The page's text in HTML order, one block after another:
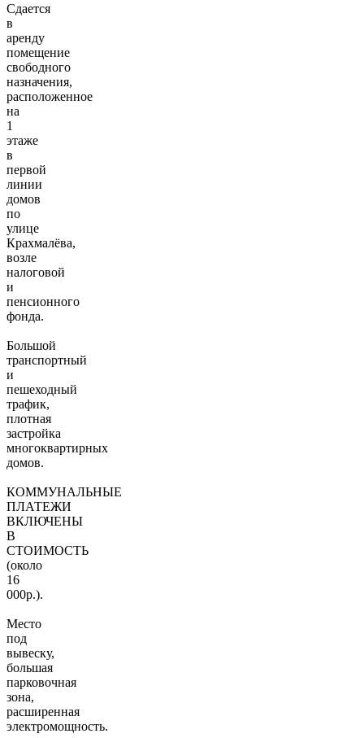
Сдается
в
аренду
помещение
свободного
назначения,
расположенное
на
1
этаже
в
первой
линии
домов
по
улице
Крахмалёва,
возле
налоговой
и
пенсионного
фонда.
Большой
транспортный
и
пешеходный
трафик,
плотная
застройка
многоквартирных
домов.
КОММУНАЛЬНЫЕ
ПЛАТЕЖИ
ВКЛЮЧЕНЫ
В
СТОИМОСТЬ
(около
16
000р.).
Место
под
вывеску,
большая
парковочная
зона,
расширенная
электромощность.